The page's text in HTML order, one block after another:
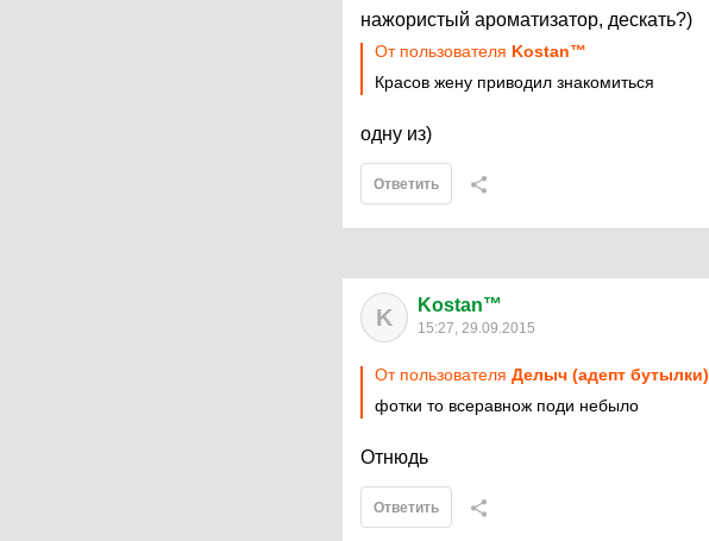
нажористый ароматизатор, дескать?)
От пользователя Kostan™
Красов жену приводил знакомиться
одну из)
Ответить
K Kostan™
15:27, 29.09.2015
От пользователя Делыч (адепт бутылки)
фотки то всеравнож поди небыло
Отнюдь
Ответить